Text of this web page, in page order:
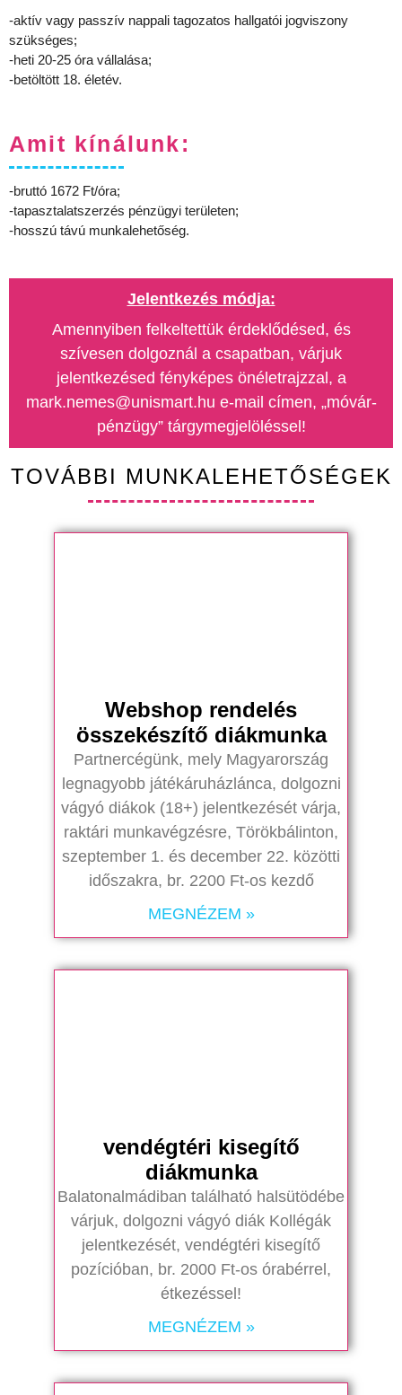
-aktív vagy passzív nappali tagozatos hallgatói jogviszony
szükséges;
-heti 20-25 óra vállalása;
-betöltött 18. életév.
Amit kínálunk:
-bruttó 1672 Ft/óra;
-tapasztalatszerzés pénzügyi területen;
-hosszú távú munkalehetőség.
Jelentkezés módja:
Amennyiben felkeltettük érdeklődésed, és
szívesen dolgoznál a csapatban, várjuk
jelentkezésed fényképes önéletrajzzal, a
mark.nemes@unismart.hu e-mail címen, „móvár-
pénzügy” tárgymegjelöléssel!
TOVÁBBI MUNKALEHETŐSÉGEK
Webshop rendelés
összekészítő diákmunka
Partnercégünk, mely Magyarország
legnagyobb játékáruházlánca, dolgozni
vágyó diákok (18+) jelentkezését várja,
raktári munkavégzésre, Törökbálinton,
szeptember 1. és december 22. közötti
időszakra, br. 2200 Ft-os kezdő
MEGNÉZEM »
vendégtéri kisegítő
diákmunka
Balatonalmádiban található halsütödébe
várjuk, dolgozni vágyó diák Kollégák
jelentkezését, vendégtéri kisegítő
pozícióban, br. 2000 Ft-os órabérrel,
étkezéssel!
MEGNÉZEM »